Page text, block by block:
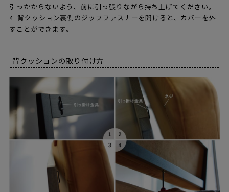
引っかからないよう、前に引っ張りながら持ち上げてください。
4. 背クッション裏側のジップファスナーを開けると、カバーを外
すことができます。
背クッションの取り付け方